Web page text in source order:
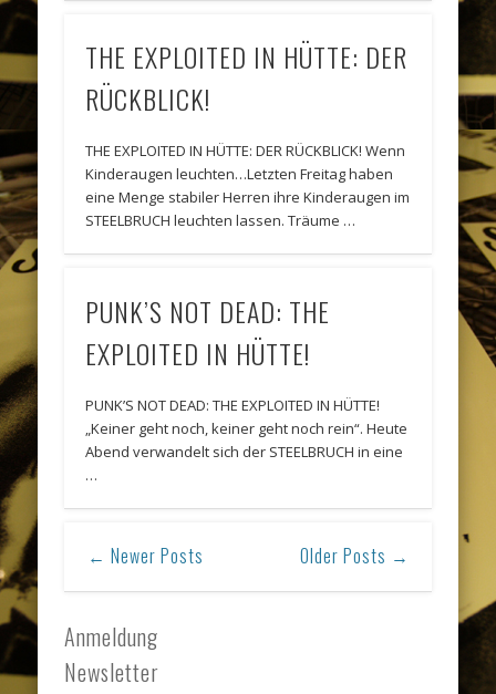
THE EXPLOITED IN HÜTTE: DER
RÜCKBLICK!
THE EXPLOITED IN HÜTTE: DER RÜCKBLICK! Wenn
Kinderaugen leuchten…Letzten Freitag haben
eine Menge stabiler Herren ihre Kinderaugen im
STEELBRUCH leuchten lassen. Träume …
PUNK’S NOT DEAD: THE
EXPLOITED IN HÜTTE!
PUNK’S NOT DEAD: THE EXPLOITED IN HÜTTE!
„Keiner geht noch, keiner geht noch rein“. Heute
Abend verwandelt sich der STEELBRUCH in eine
…
← Newer Posts Older Posts →
Anmeldung
Newsletter